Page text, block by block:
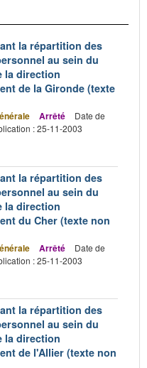
la répartition des
au sein du
la direction
de la Gironde (texte
Arrêté
Date de
: 25-11-2003
la répartition des
au sein du
la direction
du Cher (texte non
Arrêté
Date de
: 25-11-2003
la répartition des
au sein du
la direction
de l'Allier (texte non